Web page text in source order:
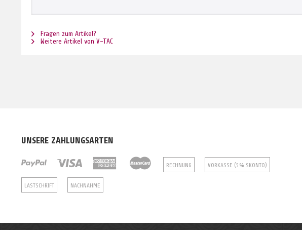
Fragen zum Artikel?
Weitere Artikel von V-TAC
UNSERE ZAHLUNGSARTEN
RECHNUNG VORKASSE (5% SKONTO)
LASTSCHRIFT NACHNAHME